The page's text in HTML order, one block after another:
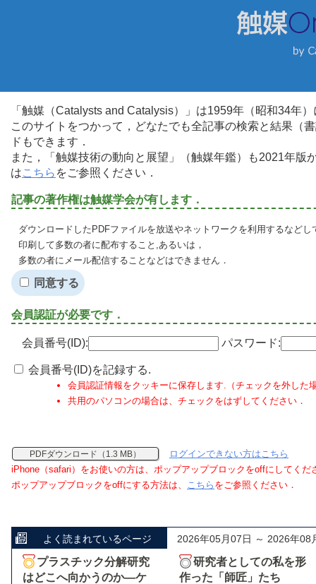
「触媒（Catalysts and Catalysis）」は1959年（昭和34年
このサイトをつかって，どなたでも全記事の検索と結果（
ドもできます．
また，「触媒技術の動向と展望」（触媒年鑑）も2021年
はこちら をご参照ください．
記事の著作権は触媒学会が有します．
ダウンロードしたPDFファイルを放送やネットワークを利用するなど
印刷して多数の者に配布すること,あるいは，
多数の者にメール配信することなどはできません．
同意する
会員認証が必要です．
会員番号(ID): パスワード:
会員番号(ID)を記録する.
会員認証情報をクッキーに保存します.（チェックを外した
共用のパソコンの場合は、チェックをはずしてください．
PDFダウンロード（1.3 MB）
ログインできない方はこちら
iPhone（safari）をお使いの方は、ポップアップブロックをoffにしてくだ
ポップアップブロックをoffにする方法は、 こちら をご参照ください．
よく読まれているページ 2026年05月07日 ～ 2026年08
プラスチック分解研究
はどこへ向かうのか―ケ
研究者としての私を形
作った「師匠」たち